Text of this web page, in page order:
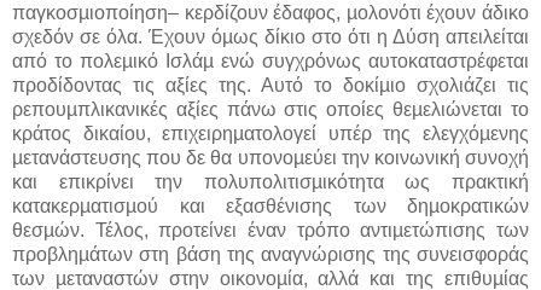
παγκοσµιοποίηση– κερδίζουν έδαφος, µολονότι έχουν άδικο
σχεδόν σε όλα. Έχουν όµως δίκιο στο ότι η Δύση απειλείται
από το πολεµικό Ισλάµ ενώ συγχρόνως αυτοκαταστρέφεται
προδίδοντας τις αξίες της. Αυτό το δοκίµιο σχολιάζει τις
ρεπουµπλικανικές αξίες πάνω στις οποίες θεµελιώνεται το
κράτος δικαίου, επιχειρηµατολογεί υπέρ της ελεγχόµενης
µετανάστευσης που δε θα υπονοµεύει την κοινωνική συνοχή
και επικρίνει την πολυπολιτισµικότητα ως πρακτική
κατακερµατισµού και εξασθένισης των δηµοκρατικών
θεσµών. Τέλος, προτείνει έναν τρόπο αντιµετώπισης των
προβληµάτων στη βάση της αναγνώρισης της συνεισφοράς
των µεταναστών στην οικονοµία, αλλά και της επιθυµίας